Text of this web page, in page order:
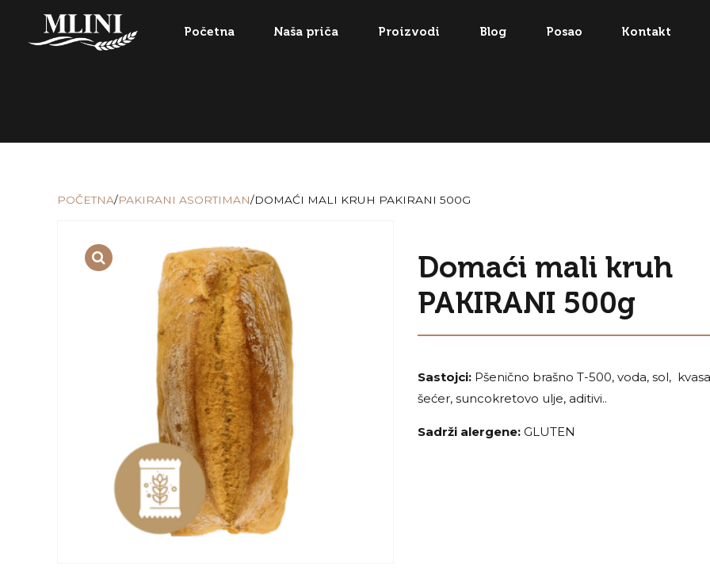
Početna Naša priča Proizvodi Blog Posao Kontakt
POČETNA/PAKIRANI ASORTIMAN/DOMAĆI MALI KRUH PAKIRANI 500G
Domaći mali kruh
PAKIRANI 500g
Sastojci: Pšenično brašno T-500, voda, sol,
šećer, suncokretovo ulje, aditivi..
Sadrži alergene: GLUTEN